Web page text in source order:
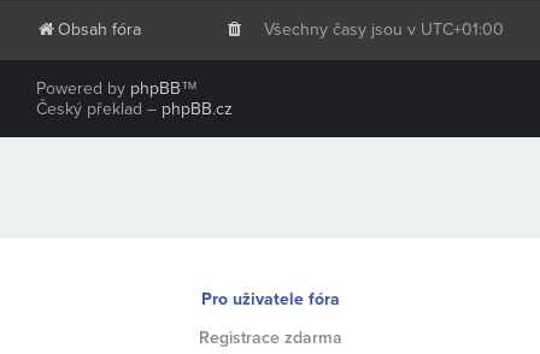
Obsah fóra Všechny časy jsou v UTC+01:00
Powered by phpBB™
Český překlad – phpBB.cz
Pro uživatele fóra
Registrace zdarma